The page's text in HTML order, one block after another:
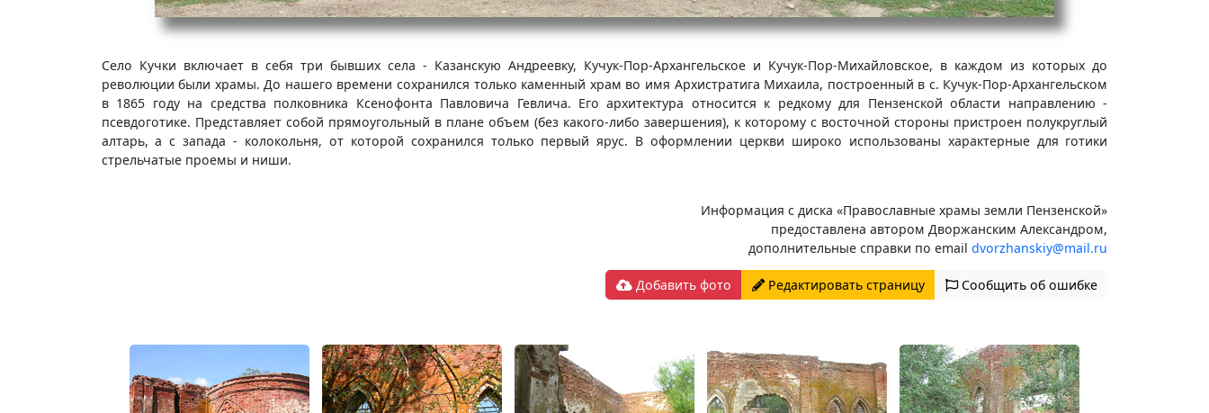
Село Кучки включает в себя три бывших села - Казанскую Андреевку, Кучук-Пор-Архангельское и Кучук-Пор-Михайловское, в каждом из которых до
революции были храмы. До нашего времени сохранился только каменный храм во имя Архистратига Михаила, построенный в с. Кучук-Пор-Архангельском
в 1865 году на средства полковника Ксенофонта Павловича Гевлича. Его архитектура относится к редкому для Пензенской области направлению -
псевдоготике. Представляет собой прямоугольный в плане объем (без какого-либо завершения), к которому с восточной стороны пристроен полукруглый
алтарь, а с запада - колокольня, от которой сохранился только первый ярус. В оформлении церкви широко использованы характерные для готики
стрельчатые проемы и ниши.
Информация с диска «Православные храмы земли Пензенской»
предоставлена автором Дворжанским Александром,
дополнительные справки по emaildvorzhanskiy@mail.ru
Добавить фото Редактировать страницу Сообщить об ошибке